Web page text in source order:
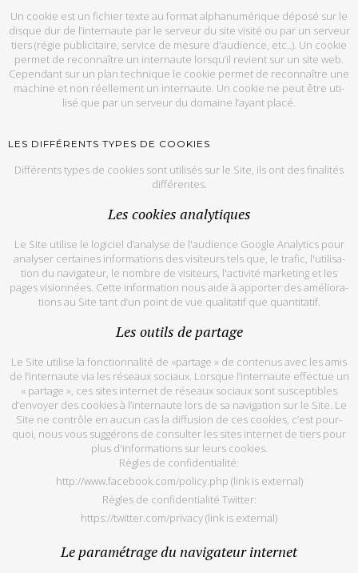
Un co­okie est un fi­chier texte au for­mat al­pha­nu­mé­rique dé­posé sur le
disque dur de l’in­ter­naute par le ser­veur du site vi­sité ou par un ser­veur
tiers (ré­gie pu­bli­ci­taire, ser­vice de mesure d'audience, etc..). Un co­okie
per­met de re­con­naître un in­ter­naute lors­qu’il re­vient sur un site web.
Ce­pen­dant sur un plan tech­nique le co­okie per­met de re­con­naître une
ma­chine et non réel­le­ment un in­ter­naute. Un co­okie ne peut être uti­
lisé que par un ser­veur du do­maine l’ayant placé.
LES DIF­FÉ­RENTS TYPES DE CO­OKIES
Dif­fé­rents types de co­okies sont uti­li­sés sur le Site, ils ont des fi­na­li­tés
dif­fé­rentes.
Les co­okies ana­ly­tiques
Le Site uti­lise le lo­gi­ciel d’ana­lyse de l'audience Google Ana­ly­tics pour
ana­ly­ser cer­taines in­for­ma­tions des vi­si­teurs tels que, le tra­fic, l'uti­li­sa­
tion du na­vi­ga­teur, le nombre de vi­si­teurs, l'ac­ti­vité mar­ke­ting et les
pages vi­sion­nées. Cette in­for­ma­tion nous aide à ap­por­ter des amé­lio­ra­
tions au Site tant d’un point de vue qua­li­ta­tif que quan­ti­ta­tif.
Les ou­tils de par­tage
Le Site uti­lise la fonc­tion­na­lité de «par­tage » de conte­nus avec les amis
de l’in­ter­naute via les ré­seaux so­ciaux. Lorsque l’in­ter­naute ef­fec­tue un
« par­tage », ces sites in­ter­net de ré­seaux so­ciaux sont sus­cep­tibles
d’en­voyer des co­okies à l’in­ter­naute lors de sa na­vi­ga­tion sur le Site. Le
Site ne contrôle en au­cun cas la dif­fu­sion de ces co­okies, c’est pour­
quoi, nous vous sug­gé­rons de consul­ter les sites in­ter­net de tiers pour
plus d'in­for­ma­tions sur leurs co­okies.
Règles de confi­den­tia­lité:
http://www.facebook.com/policy.php (link is external)
Règles de confi­den­tia­lité Twit­ter:
https://twitter.com/privacy(link is external)
Le pa­ra­mé­trage du na­vi­ga­teur in­ter­net